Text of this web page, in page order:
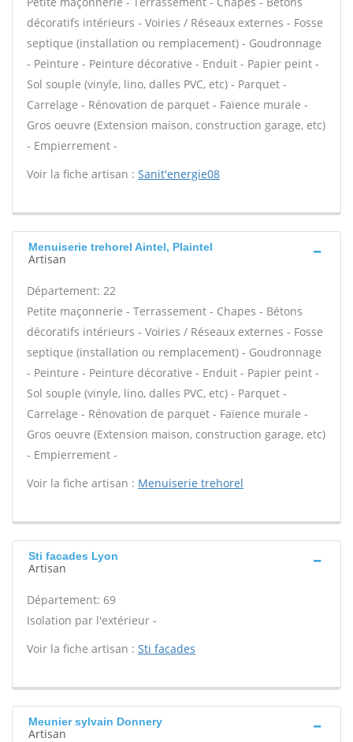
décoratifs intérieurs - Voiries / Réseaux externes - Fosse
septique (installation ou remplacement) - Goudronnage
- Peinture - Peinture décorative - Enduit - Papier peint -
Sol souple (vinyle, lino, dalles PVC, etc) - Parquet -
Carrelage - Rénovation de parquet - Faïence murale -
Gros oeuvre (Extension maison, construction garage, etc)
- Empierrement -
Voir la fiche artisan : Sanit'energie08
Menuiserie trehorel Aintel, Plaintel
Artisan
Département: 22
Petite maçonnerie - Terrassement - Chapes - Bétons
décoratifs intérieurs - Voiries / Réseaux externes - Fosse
septique (installation ou remplacement) - Goudronnage
- Peinture - Peinture décorative - Enduit - Papier peint -
Sol souple (vinyle, lino, dalles PVC, etc) - Parquet -
Carrelage - Rénovation de parquet - Faïence murale -
Gros oeuvre (Extension maison, construction garage, etc)
- Empierrement -
Voir la fiche artisan : Menuiserie trehorel
Sti facades Lyon
Artisan
Département: 69
Isolation par l'extérieur -
Voir la fiche artisan : Sti facades
Meunier sylvain Donnery
Artisan